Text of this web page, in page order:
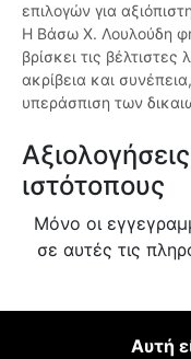
επιλογών για
Η Βάσω Χ. Λουλούδη
βρίσκει τις
ακρίβεια και
υπεράσπιση των
ιστότοπους
Μόνο οι
σε αυτές τις
Αυτή